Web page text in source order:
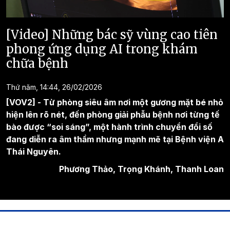
[Video] Những bác sỹ vùng cao tiên
phong ứng dụng AI trong khám
chữa bệnh
Thứ năm, 14:44, 26/02/2026
[VOV2] - Từ phòng siêu âm nơi một gương mặt bé nhỏ
hiện lên rõ nét, đến phòng giải phẫu bệnh nơi từng tế
bào được “soi sáng”, một hành trình chuyển đổi số
đang diễn ra âm thầm nhưng mạnh mẽ tại Bệnh viện A
Thái Nguyên.
Phương Thảo, Trọng Khánh, Thanh Loan